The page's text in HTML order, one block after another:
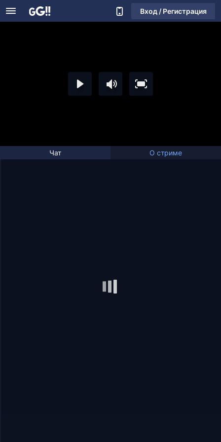
Вход / Регистрация
Чат О стриме